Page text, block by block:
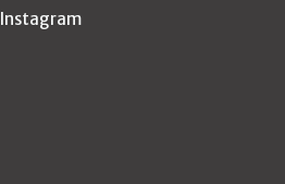
Instagram